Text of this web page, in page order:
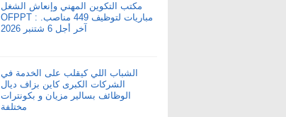
مكتب التكوين المهني وإنعاش الشغل
OFPPT : مباريات لتوظيف 449 مناصب.
آخر أجل 6 شتنبر 2026
الشباب اللي كيقلب على الخدمة في
الشركات الكبرى كاين بزاف ديال
الوظائف بسالير مزيان و بكونترات
مختلفة